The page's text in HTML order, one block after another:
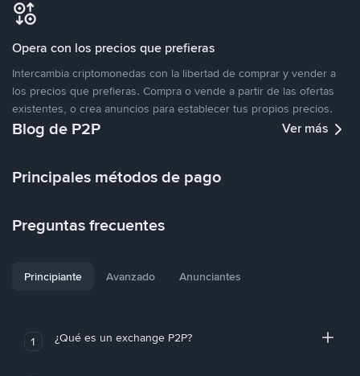
Opera con los precios que prefieras
Intercambia criptomonedas con la libertad de comprar y vender a
los precios que prefieras. Compra o vende a partir de las ofertas
existentes, o crea anuncios para establecer tus propios precios.
Blog de P2P Ver más
Principales métodos de pago
Preguntas frecuentes
Principiante Avanzado Anunciantes
1 ¿Qué es un exchange P2P?